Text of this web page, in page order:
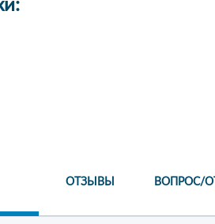
ОТЗЫВЫ ВОПРОС/